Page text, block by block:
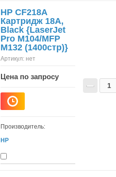
HP CF218A
Картридж 18A,
Black {LaserJet
Pro M104/MFP
M132 (1400стр)}
Артикул: нет
Цена по запросу
Производитель:
HP
−